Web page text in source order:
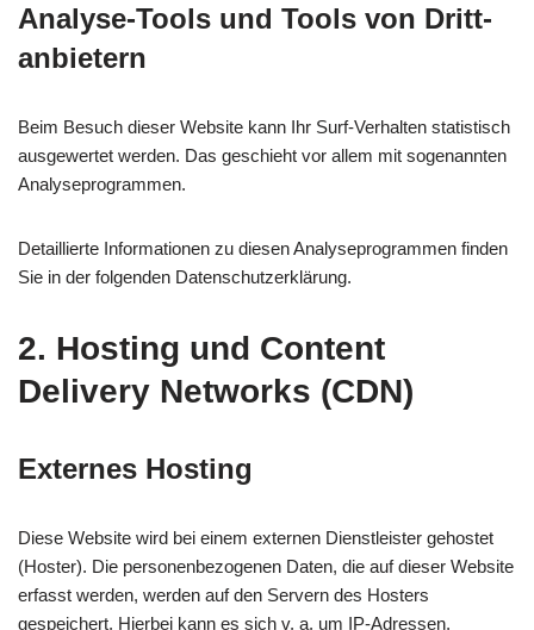
Analyse-Tools und Tools von Dritt­
anbietern
Beim Besuch dieser Website kann Ihr Surf-Verhalten statistisch
ausgewertet werden. Das geschieht vor allem mit sogenannten
Analyseprogrammen.
Detaillierte Informationen zu diesen Analyseprogrammen finden
Sie in der folgenden Datenschutzerklärung.
2. Hosting und Content
Delivery Networks (CDN)
Externes Hosting
Diese Website wird bei einem externen Dienstleister gehostet
(Hoster). Die personenbezogenen Daten, die auf dieser Website
erfasst werden, werden auf den Servern des Hosters
gespeichert. Hierbei kann es sich v. a. um IP-Adressen,